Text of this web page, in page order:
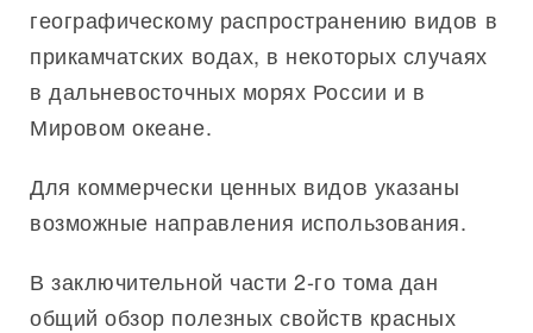
географическому распространению видов в
прикамчатских водах, в некоторых случаях
в дальневосточных морях России и в
Мировом океане.
Для коммерчески ценных видов указаны
возможные направления использования.
В заключительной части 2-го тома дан
общий обзор полезных свойств красных